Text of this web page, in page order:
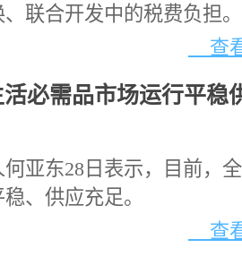
联合开发中的税费负担。
查
必需品市场运行平稳
亚东28日表示，目前，
、供应充足。
查